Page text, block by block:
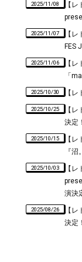
2025/11/08
【
2025/11/07
【
FES
2025/11/06
【
「
2025/10/30 【
2025/10/25
【
決定
2025/10/15
【
『
2025/10/03
【
演決
2025/08/26
【
決定